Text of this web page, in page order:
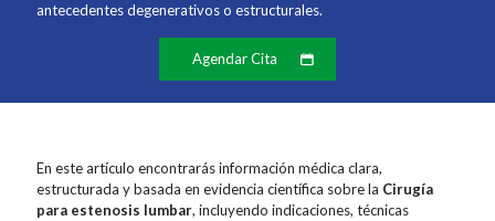
antecedentes degenerativos o estructurales.
Agendar Cita
En este artículo encontrarás información médica clara,
estructurada y basada en evidencia científica sobre la Cirugía
para estenosis lumbar, incluyendo indicaciones, técnicas